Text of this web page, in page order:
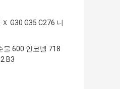
G30 G35 C276 니
물 600 인코넬 718
B3